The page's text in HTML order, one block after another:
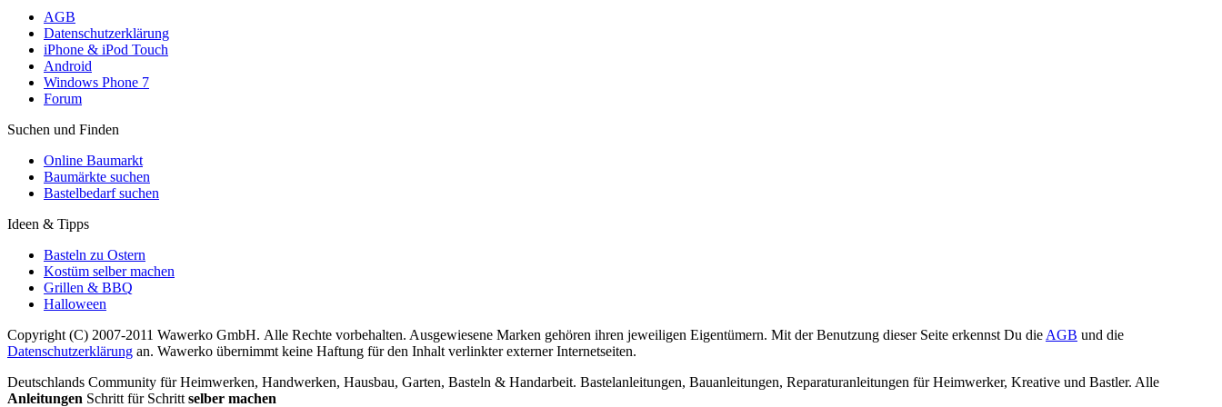
AGB
Datenschutzerklärung
iPhone & iPod Touch
Android
Windows Phone 7
Forum
Suchen und Finden
Online Baumarkt
Baumärkte suchen
Bastelbedarf suchen
Ideen & Tipps
Basteln zu Ostern
Kostüm selber machen
Grillen & BBQ
Halloween
Copyright (C) 2007-2011 Wawerko GmbH. Alle Rechte vorbehalten. Ausgewiesene Marken gehören ihren jeweiligen Eigentümern. Mit der Benutzung dieser Seite erkennst Du die AGB und die
Datenschutzerklärung an. Wawerko übernimmt keine Haftung für den Inhalt verlinkter externer Internetseiten.
Deutschlands Community für Heimwerken, Handwerken, Hausbau, Garten, Basteln & Handarbeit. Bastelanleitungen, Bauanleitungen, Reparaturanleitungen für Heimwerker, Kreative und Bastler. Alle
Anleitungen Schritt für Schritt selber machen